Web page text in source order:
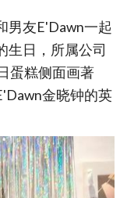
男友E'Dawn一起
生日，所属公司
蛋糕侧面画著
金晓钟的英